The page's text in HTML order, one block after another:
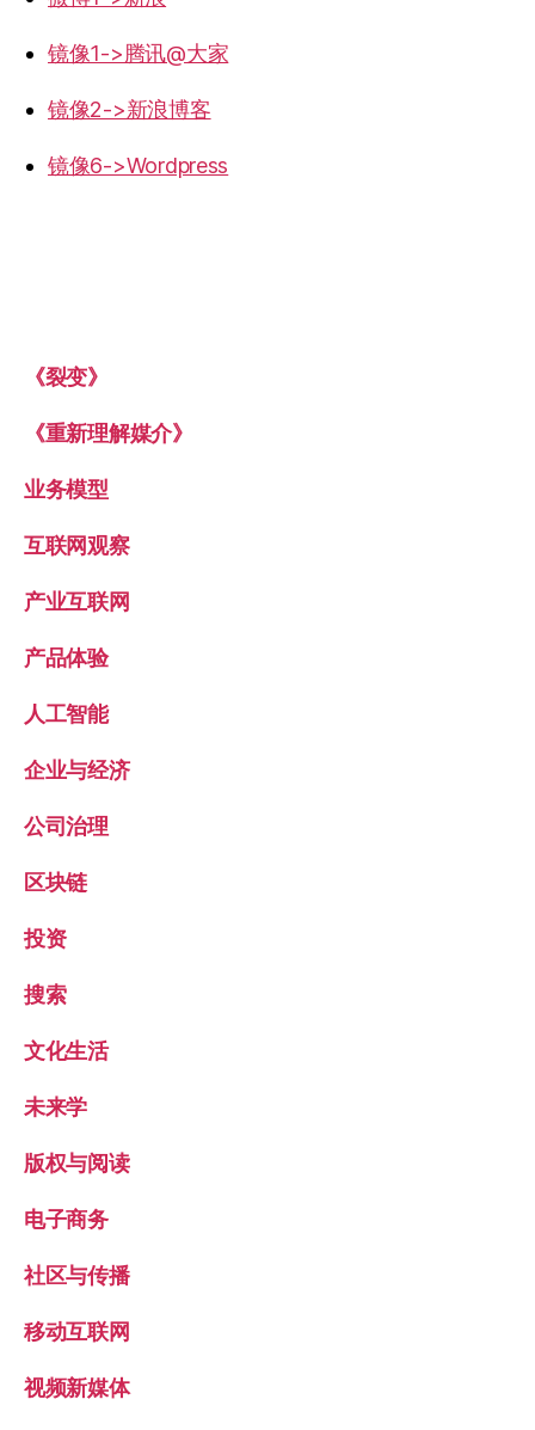
镜像1->腾讯@大家
镜像2->新浪博客
镜像6->Wordpress
《裂变》
《重新理解媒介》
业务模型
互联网观察
产业互联网
产品体验
人工智能
企业与经济
公司治理
区块链
投资
搜索
文化生活
未来学
版权与阅读
电子商务
社区与传播
移动互联网
视频新媒体